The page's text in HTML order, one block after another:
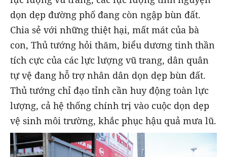
dọn dẹp đường phố đang còn ngập bùn đất.
Chia sẻ với những thiệt hại, mất mát của bà
con, Thủ tướng hỏi thăm, biểu dương tinh thần
tích cực của các lực lượng vũ trang, dân quân
tự vệ đang hỗ trợ nhân dân dọn dẹp bùn đất.
Thủ tướng chỉ đạo tỉnh cần huy động toàn lực
lượng, cả hệ thống chính trị vào cuộc dọn dẹp
vệ sinh môi trường, khắc phục hậu quả mưa lũ.